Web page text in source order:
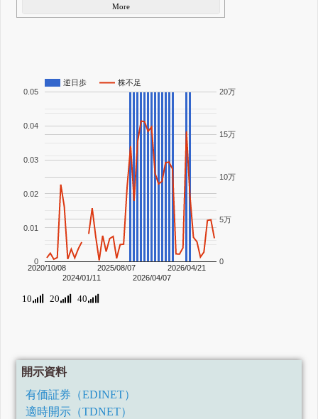
More
逆日歩 株不足
2020/10/08
2024/01/11
2025/08/07
2026/04/07
2026/04/21
0
0.01
0.02
0.03
0.04
0.05
0
5万
10万
15万
20万
10 20 40
開示資料
有価証券（EDINET）
適時開示（TDNET）